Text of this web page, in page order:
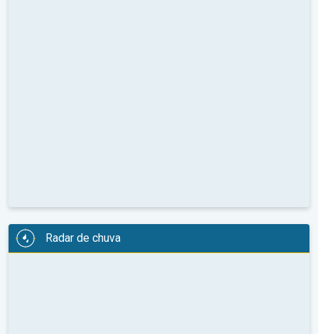
Radar de chuva